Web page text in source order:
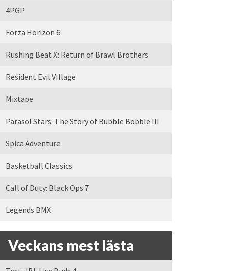
4PGP
Forza Horizon 6
Rushing Beat X: Return of Brawl Brothers
Resident Evil Village
Mixtape
Parasol Stars: The Story of Bubble Bobble III
Spica Adventure
Basketball Classics
Call of Duty: Black Ops 7
Legends BMX
Veckans mest lästa